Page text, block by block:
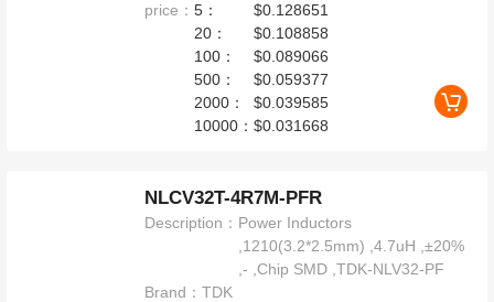
price：5：
$0.128651
20：
$0.108858
100：
$0.089066
500：
$0.059377
2000：
$0.039585
10000：$0.031668
NLCV32T-4R7M-PFR
Description： Power Inductors
,1210(3.2*2.5mm) ,4.7uH ,±20%
,- ,Chip SMD ,TDK-NLV32-PF
Brand：TDK